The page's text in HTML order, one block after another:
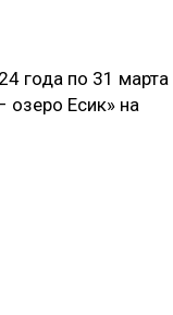
года по 31 марта
озеро Есик» на